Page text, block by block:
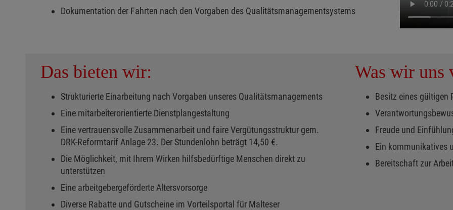
Dokumentation der Fahrten nach den Vorgaben des Qualitätsmanagementsystems
Das bieten wir:
Strukturierte Einarbeitung nach Vorgaben unseres Qualitätsmanagements
Eine mitarbeiterorientierte Dienstplangestaltung
Eine vertrauensvolle Zusammenarbeit und faire Vergütungsstruktur gem.
DRK-Reformtarif Anlage 23. Der Stundenlohn beträgt 14,50 €.
Die Möglichkeit, mit Ihrem Wirken hilfsbedürftige Menschen direkt zu
unterstützen
Eine arbeitgebergeförderte Altersvorsorge
Diverse Rabatte und Gutscheine im Vorteilsportal für Malteser
Was wir uns
Besitz eines gültigen
Freude und
Ein kommunikatives
Bereitschaft zur